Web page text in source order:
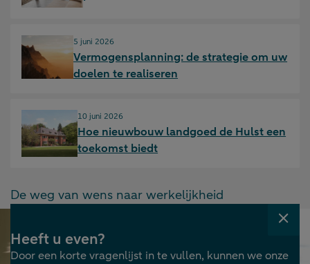
Vermogensplanning: de strategie om uw
doelen te realiseren
Gepubliceerd op:
5 juni 2026
Hoe nieuwbouw landgoed de Hulst een
toekomst biedt
Gepubliceerd op:
10 juni 2026
De weg van wens naar werkelijkheid
Heeft u even?
Door een korte vragenlijst in te vullen, kunnen we onze